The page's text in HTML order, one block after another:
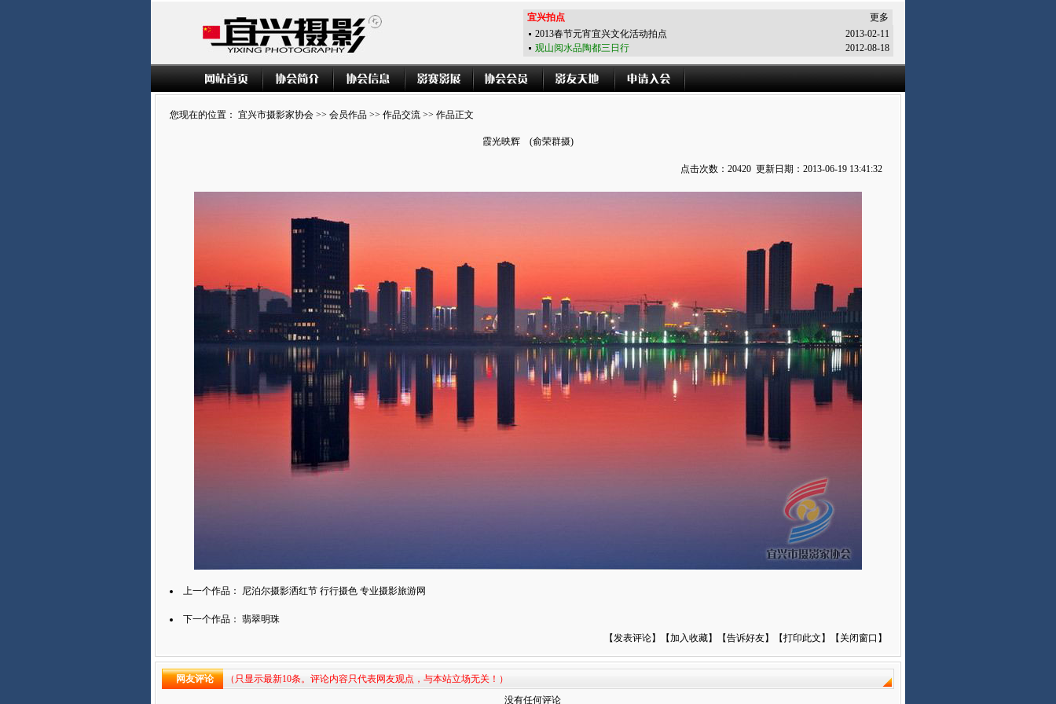
宜兴拍点
更多
2013春节元宵宜兴文化活动拍点
2013-02-11
观山阅水品陶都三日行
2012-08-18
您现在的位置： 宜兴市摄影家协会>> 会员作品>> 作品交流>> 作品正文
霞光映辉 (俞荣群摄)
点击次数：20420 更新日期：2013-06-19 13:41:32
上一个作品： 尼泊尔摄影洒红节 行行摄色 专业摄影旅游网
下一个作品： 翡翠明珠
【发表评论】【加入收藏】【告诉好友】【打印此文 】【 关闭窗口 】
网友评论
（只显示最新10条。评论内容只代表网友观点，与本站立场无关！）
没有任何评论